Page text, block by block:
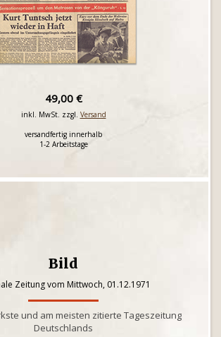
49,00 €
inkl. MwSt. zzgl. Versand
versandfertig innerhalb
1-2 Arbeitstage
Bild
Zeitung vom Mittwoch, 01.12.1971
und am meisten zitierte Tageszeitung
Deutschlands